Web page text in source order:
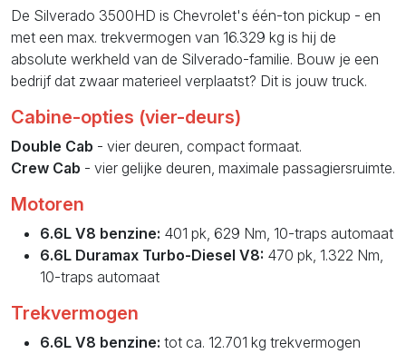
De Silverado 3500HD is Chevrolet's één-ton pickup - en
met een max. trekvermogen van 16.329 kg is hij de
absolute werkheld van de Silverado-familie. Bouw je een
bedrijf dat zwaar materieel verplaatst? Dit is jouw truck.
Cabine-opties (vier-deurs)
Double Cab - vier deuren, compact formaat.
Crew Cab - vier gelijke deuren, maximale passagiersruimte.
Motoren
6.6L V8 benzine: 401 pk, 629 Nm, 10-traps automaat
6.6L Duramax Turbo-Diesel V8: 470 pk, 1.322 Nm,
10-traps automaat
Trekvermogen
6.6L V8 benzine: tot ca. 12.701 kg trekvermogen